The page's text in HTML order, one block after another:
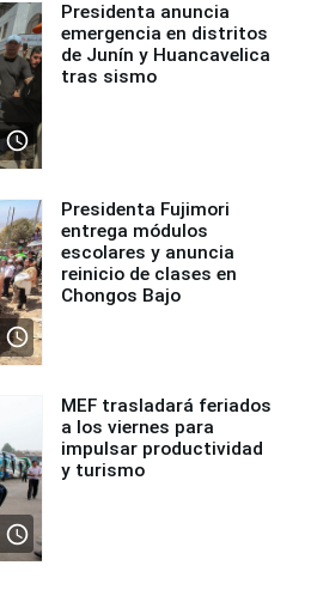
access_time
Presidenta anuncia
emergencia en distritos
de Junín y Huancavelica
tras sismo
access_time
Presidenta Fujimori
entrega módulos
escolares y anuncia
reinicio de clases en
Chongos Bajo
access_time
MEF trasladará feriados
a los viernes para
impulsar productividad
y turismo